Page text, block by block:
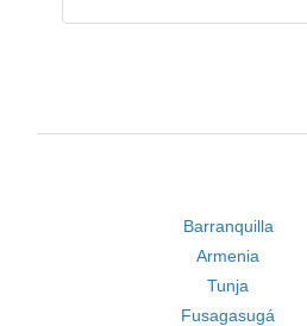
Barranquilla
Armenia
Tunja
Fusagasugá